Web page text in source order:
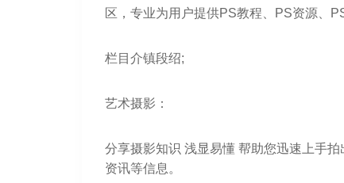
区，专业为用户提供PS教程、PS资源、
栏目介镇段绍;
艺术摄影：
分享摄影知识 浅显易懂 帮助您迅速上手
资讯等信息。